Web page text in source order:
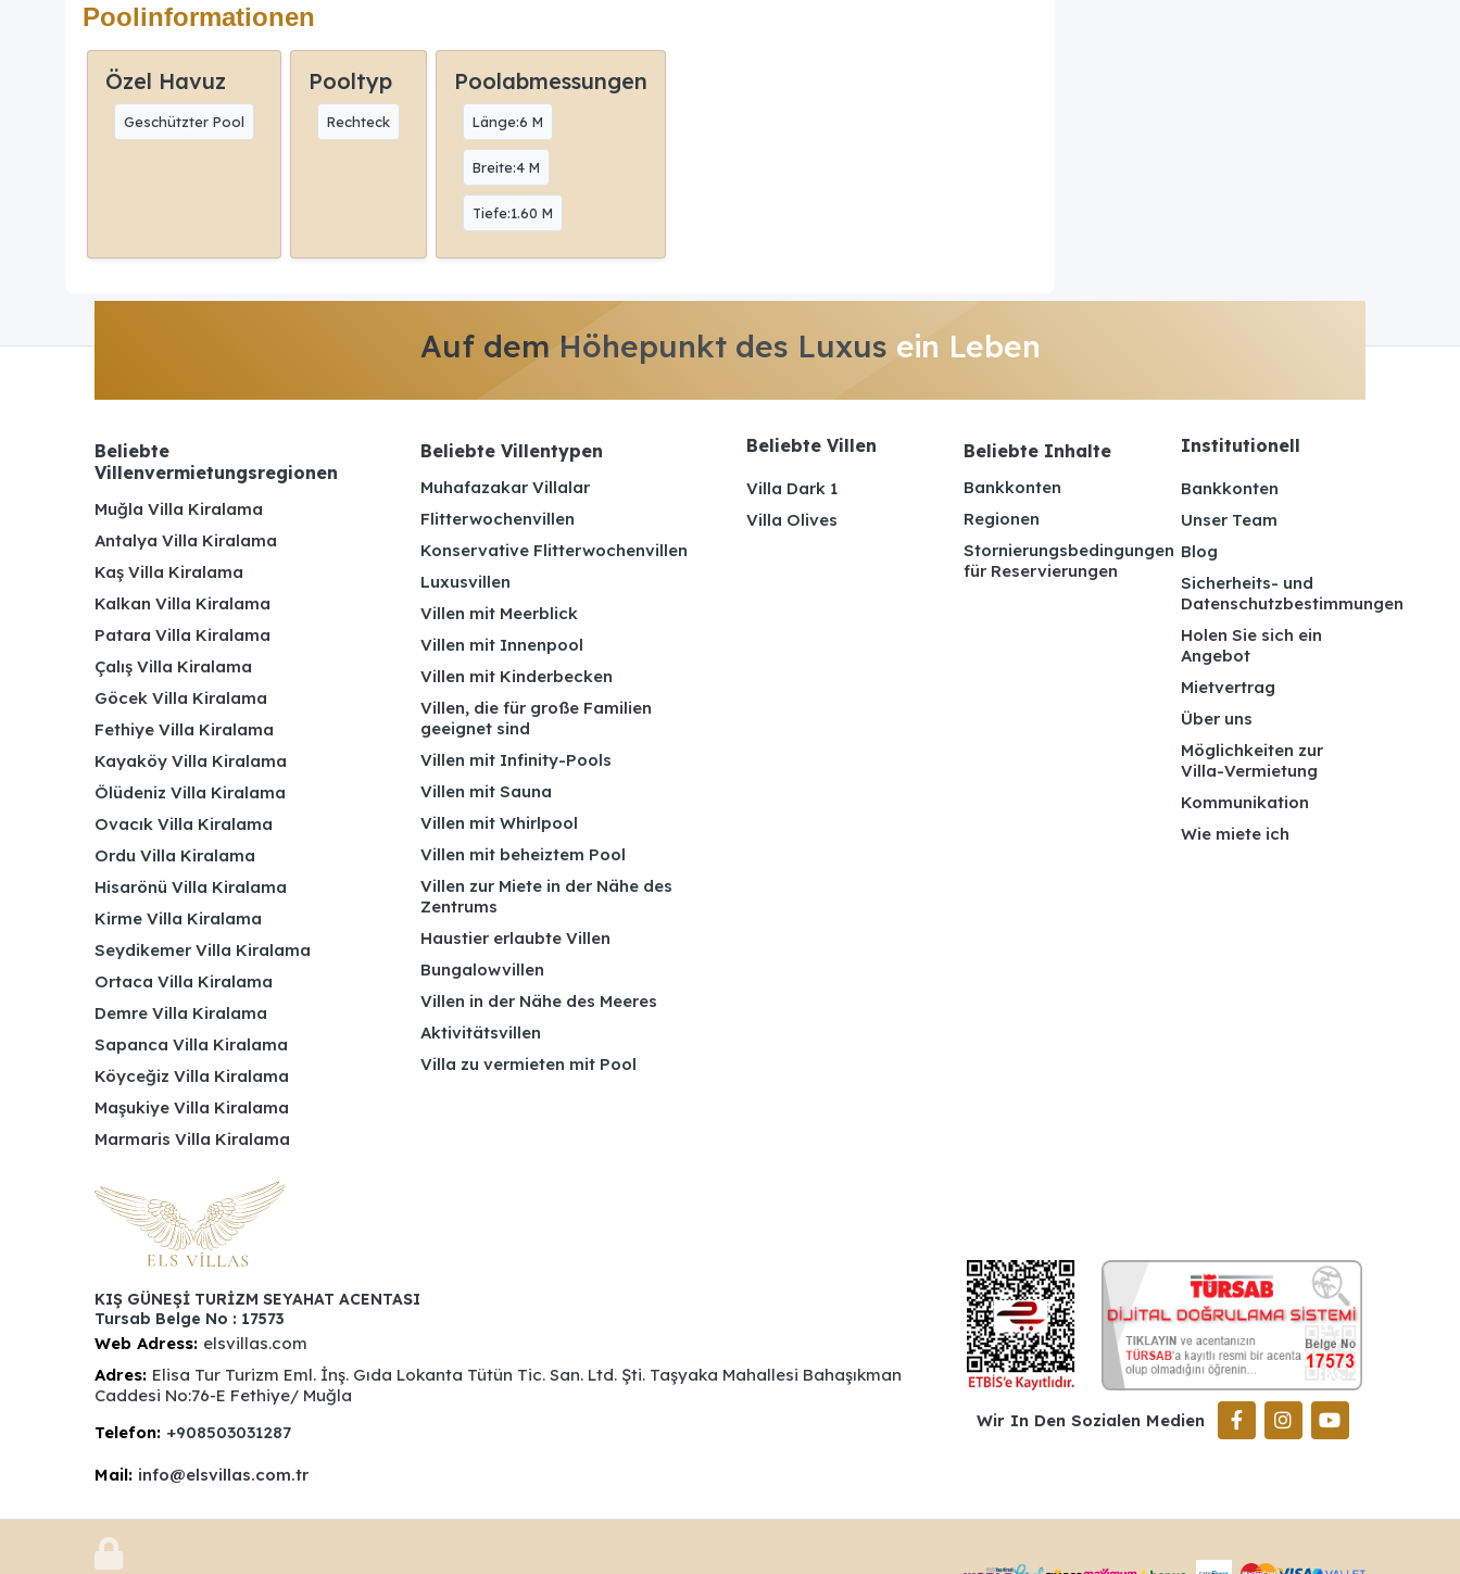
Poolinformationen
Özel Havuz
Geschützter Pool
Pooltyp
Rechteck
Poolabmessungen
Länge:6 M
Breite:4 M
Tiefe:1.60 M
Auf dem Höhepunkt des Luxus ein Leben
Beliebte
Villenvermietungsregionen
Muğla Villa Kiralama
Antalya Villa Kiralama
Kaş Villa Kiralama
Kalkan Villa Kiralama
Patara Villa Kiralama
Çalış Villa Kiralama
Göcek Villa Kiralama
Fethiye Villa Kiralama
Kayaköy Villa Kiralama
Ölüdeniz Villa Kiralama
Ovacık Villa Kiralama
Ordu Villa Kiralama
Hisarönü Villa Kiralama
Kirme Villa Kiralama
Seydikemer Villa Kiralama
Ortaca Villa Kiralama
Demre Villa Kiralama
Sapanca Villa Kiralama
Köyceğiz Villa Kiralama
Maşukiye Villa Kiralama
Marmaris Villa Kiralama
Beliebte Villentypen
Muhafazakar Villalar
Flitterwochenvillen
Konservative Flitterwochenvillen
Luxusvillen
Villen mit Meerblick
Villen mit Innenpool
Villen mit Kinderbecken
Villen, die für große Familien
geeignet sind
Villen mit Infinity-Pools
Villen mit Sauna
Villen mit Whirlpool
Villen mit beheiztem Pool
Villen zur Miete in der Nähe des
Zentrums
Haustier erlaubte Villen
Bungalowvillen
Villen in der Nähe des Meeres
Aktivitätsvillen
Villa zu vermieten mit Pool
Beliebte Villen
Villa Dark 1
Villa Olives
Beliebte Inhalte
Bankkonten
Regionen
Stornierungsbedingungen
für Reservierungen
Institutionell
Bankkonten
Unser Team
Blog
Sicherheits- und
Datenschutzbestimmungen
Holen Sie sich ein
Angebot
Mietvertrag
Über uns
Möglichkeiten zur
Villa-Vermietung
Kommunikation
Wie miete ich
KIŞ GÜNEŞİ TURİZM SEYAHAT ACENTASI
Tursab Belge No : 17573
Web Adress: elsvillas.com
Adres: Elisa Tur Turizm Eml. İnş. Gıda Lokanta Tütün Tic. San. Ltd. Şti. Taşyaka Mahallesi Bahaşıkman
Caddesi No:76-E Fethiye/ Muğla
Telefon: +908503031287
Mail: info@elsvillas.com.tr
Wir In Den Sozialen Medien